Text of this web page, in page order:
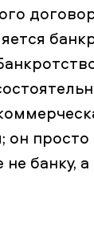
он
банку,